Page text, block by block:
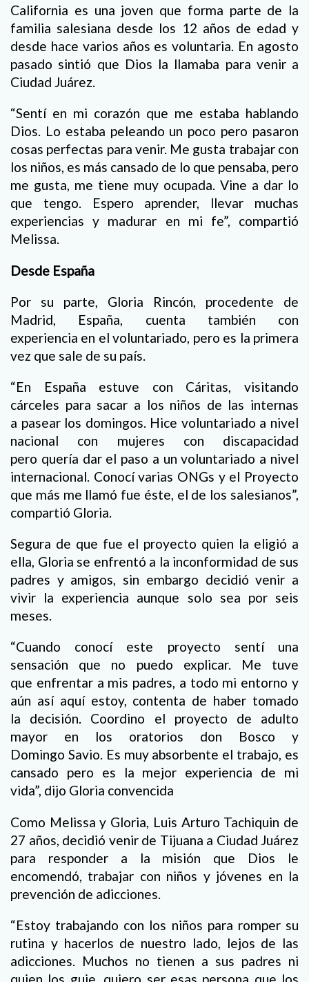
California es una joven que forma parte de la
familia salesiana desde los 12 años de edad y
desde hace varios años es voluntaria. En agosto
pasado sintió que Dios la llamaba para venir a
Ciudad Juárez.
“Sentí en mi corazón que me estaba hablando
Dios. Lo estaba peleando un poco pero pasaron
cosas perfectas para venir. Me gusta trabajar con
los niños, es más cansado de lo que pensaba, pero
me gusta, me tiene muy ocupada. Vine a dar lo
que tengo. Espero aprender, llevar muchas
experiencias y madurar en mi fe”, compartió
Melissa.
Desde España
Por su parte, Gloria Rincón, procedente de
Madrid, España, cuenta también con
experiencia en el voluntariado, pero es la primera
vez que sale de su país.
“En España estuve con Cáritas, visitando
cárceles para sacar a los niños de las internas
a pasear los domingos. Hice voluntariado a nivel
nacional con mujeres con discapacidad
pero quería dar el paso a un voluntariado a nivel
internacional. Conocí varias ONGs y el Proyecto
que más me llamó fue éste, el de los salesianos”,
compartió Gloria.
Segura de que fue el proyecto quien la eligió a
ella, Gloria se enfrentó a la inconformidad de sus
padres y amigos, sin embargo decidió venir a
vivir la experiencia aunque solo sea por seis
meses.
“Cuando conocí este proyecto sentí una
sensación que no puedo explicar. Me tuve
que enfrentar a mis padres, a todo mi entorno y
aún así aquí estoy, contenta de haber tomado
la decisión. Coordino el proyecto de adulto
mayor en los oratorios don Bosco y
Domingo Savio. Es muy absorbente el trabajo, es
cansado pero es la mejor experiencia de mi
vida”, dijo Gloria convencida
Como Melissa y Gloria, Luis Arturo Tachiquin de
27 años, decidió venir de Tijuana a Ciudad Juárez
para responder a la misión que Dios le
encomendó, trabajar con niños y jóvenes en la
prevención de adicciones.
“Estoy trabajando con los niños para romper su
rutina y hacerlos de nuestro lado, lejos de las
adicciones. Muchos no tienen a sus padres ni
quien los guie, quiero ser esas persona que los